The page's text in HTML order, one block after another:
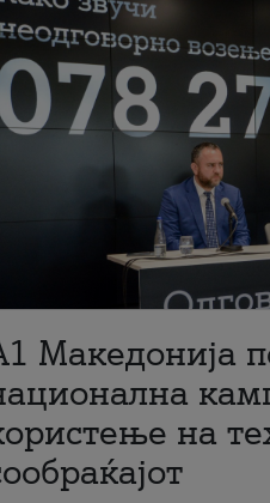
Македонија
на